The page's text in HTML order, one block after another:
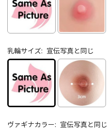
乳輪サイズ: 宣伝写真と同じ
ヴァギナカラー: 宣伝写真と同じ